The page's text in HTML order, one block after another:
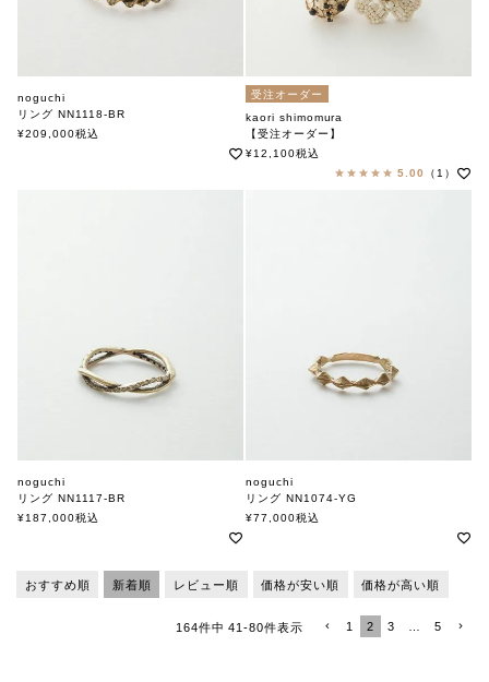
noguchi
リング NN1118-BR
ノグチ
¥209,000税込
受注オーダー
kaori shimomura
【受注オーダー】
ピンキーリング
¥12,100税込
5.00
（1）
noguchi
リング NN1117-BR
ノグチ
¥187,000税込
noguchi
リング NN1074-YG
ノグチ
¥77,000税込
おすすめ順 新着順 レビュー順 価格が安い順 価格が高い順
164件中 41-80件表示 1 2 3 5